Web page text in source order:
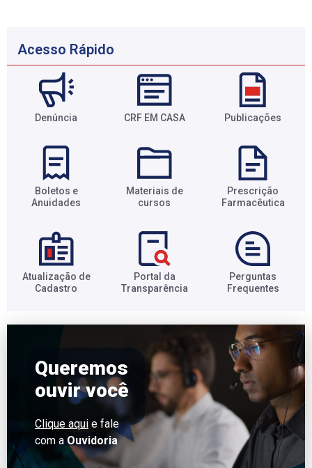
Acesso Rápido
Denúncia CRF EM CASA Publicações
Boletos e
Anuidades​
Materiais de
cursos​
Prescrição
Farmacêutica​
Atualização de
Cadastro​
Portal da
Transparência​
Perguntas
Frequentes​
Queremos
ouvir você
Clique aqui e fale
com a Ouvidoria